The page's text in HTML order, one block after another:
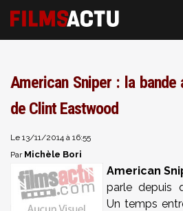
American Sniper : la bande
de Clint Eastwood
Le 13/11/2014 à 16:55
Par Michèle Bori
American
parle depuis
Un temps